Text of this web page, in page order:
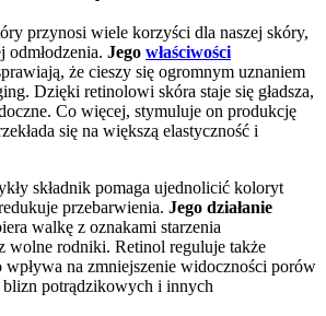
przynosi wiele korzyści dla naszej skóry,
odmłodzenia. Jego właściwości
że cieszy się ogromnym uznaniem
Dzięki retinolowi skóra staje się gładsza,
Co więcej, stymuluje on produkcję
się na większą elastyczność i
składnik pomaga ujednolicić koloryt
przebarwienia. Jego działanie
walkę z oznakami starzenia
wolne rodniki. Retinol reguluje także
wpływa na zmniejszenie widoczności porów
potrądzikowych i innych